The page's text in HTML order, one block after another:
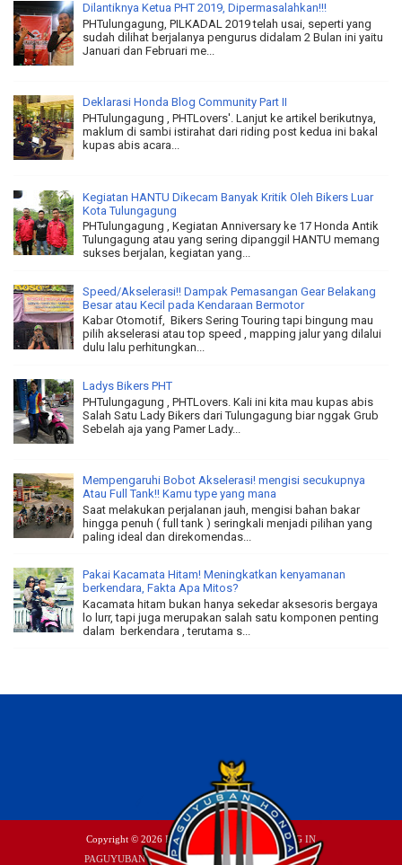
Dilantiknya Ketua PHT 2019, Dipermasalahkan!!!
PHTulungagung, PILKADAL 2019 telah usai, seperti yang
sudah dilihat berjalanya pengurus didalam 2 Bulan ini yaitu
Januari dan Februari me...
Deklarasi Honda Blog Community Part II
PHTulungagung , PHTLovers'. Lanjut ke artikel berikutnya,
maklum di sambi istirahat dari riding post kedua ini bakal
kupas abis acara...
Kegiatan HANTU Dikecam Banyak Kritik Oleh Bikers Luar
Kota Tulungagung
PHTulungagung , Kegiatan Anniversary ke 17 Honda Antik
Tulungagung atau yang sering dipanggil HANTU memang
sukses berjalan, kegiatan yang...
Speed/Akselerasi!! Dampak Pemasangan Gear Belakang
Besar atau Kecil pada Kendaraan Bermotor
Kabar Otomotif, Bikers Sering Touring tapi bingung mau
pilih akselerasi atau top speed , mapping jalur yang dilalui
dulu lalu perhitungkan...
Ladys Bikers PHT
PHTulungagung , PHTLovers. Kali ini kita mau kupas abis
Salah Satu Lady Bikers dari Tulungagung biar nggak Grub
Sebelah aja yang Pamer Lady...
Mempengaruhi Bobot Akselerasi! mengisi secukupnya
Atau Full Tank!! Kamu type yang mana
Saat melakukan perjalanan jauh, mengisi bahan bakar
hingga penuh ( full tank ) seringkali menjadi pilihan yang
paling ideal dan direkomendas...
Pakai Kacamata Hitam! Meningkatkan kenyamanan
berkendara, Fakta Apa Mitos?
Kacamata hitam bukan hanya sekedar aksesoris bergaya
lo lurr, tapi juga merupakan salah satu komponen penting
dalam berkendara , terutama s...
Copyright © 2026 P|H|Tulungagung | AccountLOG IN
PAGUYUBAN HONDA TULUNGAGUNG
YOUTUBE